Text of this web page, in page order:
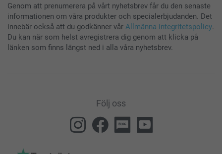
Genom att prenumerera på vårt nyhetsbrev får du den senaste
informationen om våra produkter och specialerbjudanden. Det
innebär också att du godkänner vår Allmänna integritetspolicy.
Du kan när som helst avregistrera dig genom att klicka på
länken som finns längst ned i alla våra nyhetsbrev.
Följ oss